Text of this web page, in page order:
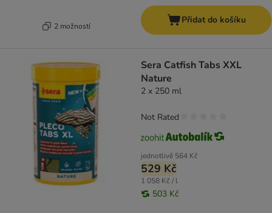
2 možností
Přidat do košíku
Sera Catfish Tabs XXL
Nature
2 x 250 ml
jednotlivě 564 Kč
529 Kč
1 058 Kč / l
503 Kč
Not Rated